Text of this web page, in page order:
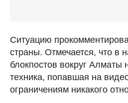
Ситуацию
страны. Отмечается, что в
блокпостов вокруг Алматы
техника, попавшая на
ограничениям никакого